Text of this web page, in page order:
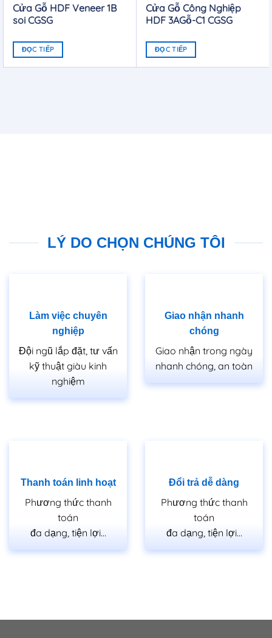
Cửa Gỗ HDF Veneer 1B
soi CGSG
ĐỌC TIẾP
Cửa Gỗ Công Nghiệp
HDF 3AGỗ-C1 CGSG
ĐỌC TIẾP
LÝ DO CHỌN CHÚNG TÔI
Làm việc chuyên
nghiệp
Đội ngũ lắp đặt, tư vấn
kỹ thuật giàu kinh
nghiệm
Giao nhận nhanh
chóng
Giao nhận trong ngày
nhanh chóng, an toàn
Thanh toán linh hoạt
Phương thức thanh
toán
đa dạng, tiện lợi…
Đổi trả dễ dàng
Phương thức thanh
toán
đa dạng, tiện lợi…